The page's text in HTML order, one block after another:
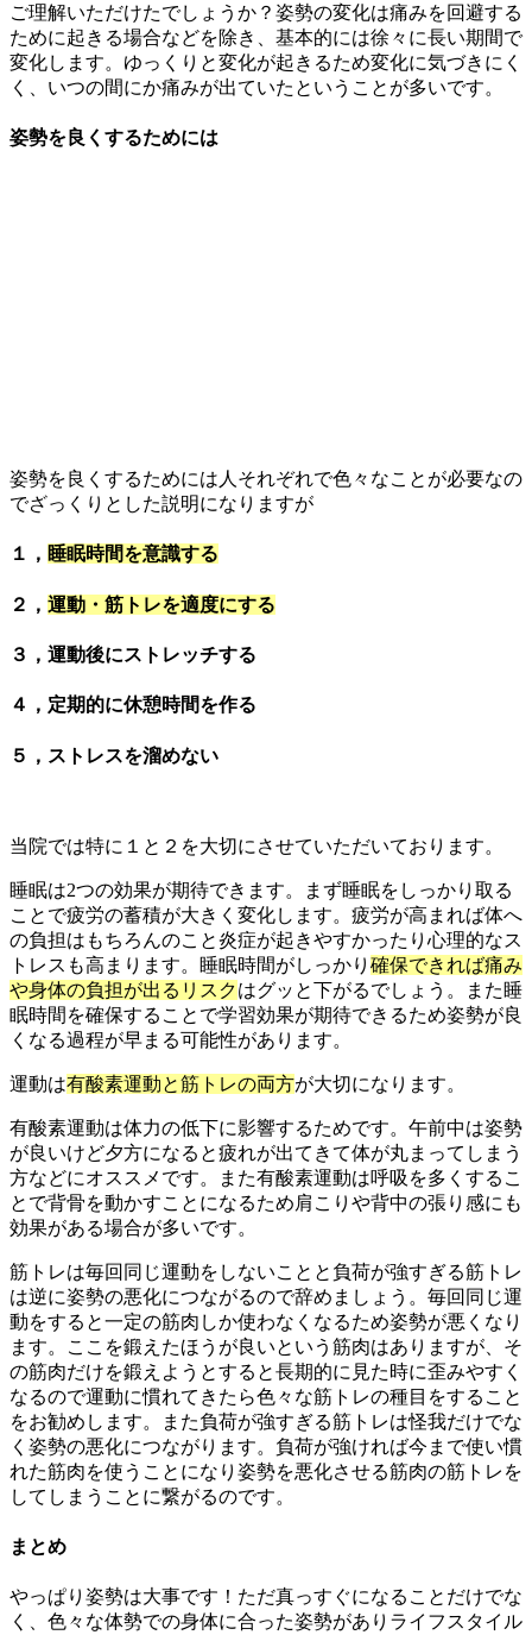
ご理解いただけたでしょうか？姿勢の変化は痛みを回避する
ために起きる場合などを除き、基本的には徐々に長い期間で
変化します。ゆっくりと変化が起きるため変化に気づきにく
く、いつの間にか痛みが出ていたということが多いです。
姿勢を良くするためには
姿勢を良くするためには人それぞれで色々なことが必要なの
でざっくりとした説明になりますが
１， 睡眠時間を意識する
２， 運動・筋トレを適度にする
３，運動後にストレッチする
４，定期的に休憩時間を作る
５，ストレスを溜めない
当院では特に１と２を大切にさせていただいております。
睡眠は2つの効果が期待できます。まず睡眠をしっかり取る
ことで疲労の蓄積が大きく変化します。疲労が高まれば体へ
の負担はもちろんのこと炎症が起きやすかったり心理的なス
トレスも高まります。睡眠時間がしっかり 確保できれば痛み
や身体の負担が出るリスクはグッと下がるでしょう。また睡
眠時間を確保することで学習効果が期待できるため姿勢が良
くなる過程が早まる可能性があります。
運動は有酸素運動と筋トレの両方が大切になります。
有酸素運動は体力の低下に影響するためです。午前中は姿勢
が良いけど夕方になると疲れが出てきて体が丸まってしまう
方などにオススメです。また有酸素運動は呼吸を多くするこ
とで背骨を動かすことになるため肩こりや背中の張り感にも
効果がある場合が多いです。
筋トレは毎回同じ運動をしないことと負荷が強すぎる筋トレ
は逆に姿勢の悪化につながるので辞めましょう。毎回同じ運
動をすると一定の筋肉しか使わなくなるため姿勢が悪くなり
ます。ここを鍛えたほうが良いという筋肉はありますが、そ
の筋肉だけを鍛えようとすると長期的に見た時に歪みやすく
なるので運動に慣れてきたら色々な筋トレの種目をすること
をお勧めします。また負荷が強すぎる筋トレは怪我だけでな
く姿勢の悪化につながります。負荷が強ければ今まで使い慣
れた筋肉を使うことになり姿勢を悪化させる筋肉の筋トレを
してしまうことに繋がるのです。
まとめ
やっぱり姿勢は大事です！ただ真っすぐになることだけでな
く、色々な体勢での身体に合った姿勢がありライフスタイル